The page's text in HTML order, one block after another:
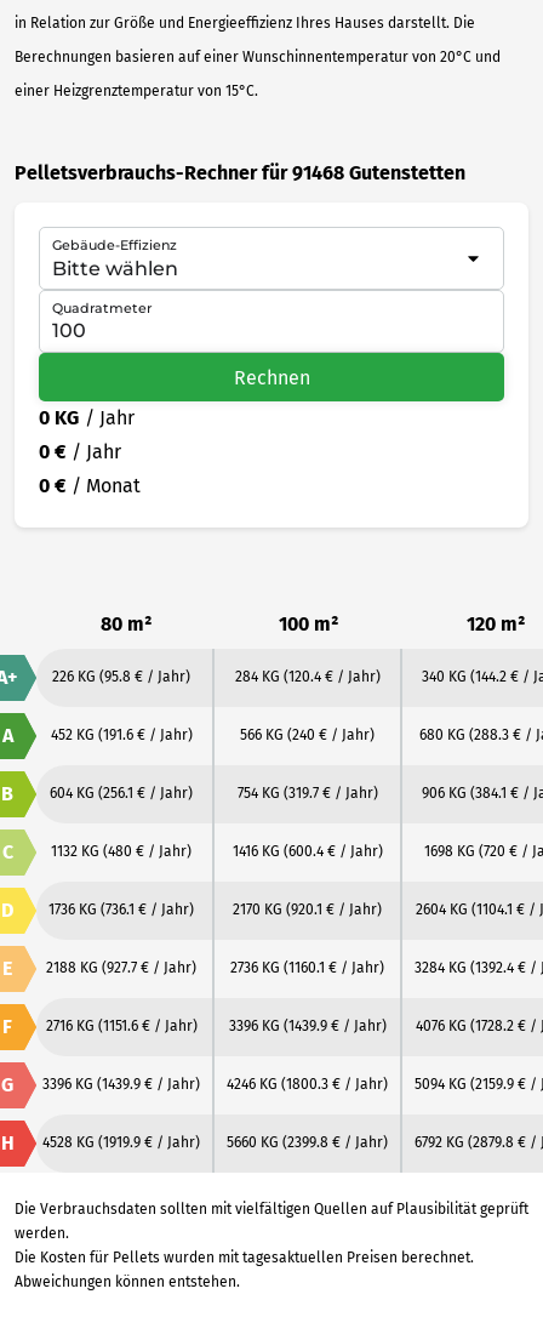
in Relation zur Größe und Energieeffizienz Ihres Hauses darstellt. Die
Berechnungen basieren auf einer Wunschinnentemperatur von 20°C und
einer Heizgrenztemperatur von 15°C.
Pelletsverbrauchs-Rechner für 91468 Gutenstetten
Gebäude-Effizienz
Quadratmeter
Rechnen
0 KG / Jahr
0 € / Jahr
0 € / Monat
80 m² 100 m² 120 m²
226 KG (95.8 € / Jahr) 284 KG (120.4 € / Jahr) 340 KG (144.2 € /
A 452 KG (191.6 € / Jahr) 566 KG (240 € / Jahr) 680 KG (288.3 € /
B 604 KG (256.1 € / Jahr) 754 KG (319.7 € / Jahr) 906 KG (384.1 € /
C 1132 KG (480 € / Jahr) 1416 KG (600.4 € / Jahr) 1698 KG (720 € /
D 1736 KG (736.1 € / Jahr) 2170 KG (920.1 € / Jahr) 2604 KG (1104.1 € /
E 2188 KG (927.7 € / Jahr) 2736 KG (1160.1 € / Jahr) 3284 KG (1392.4 € /
F 2716 KG (1151.6 € / Jahr) 3396 KG (1439.9 € / Jahr) 4076 KG (1728.2 € /
G 3396 KG (1439.9 € / Jahr) 4246 KG (1800.3 € / Jahr) 5094 KG (2159.9 € /
H 4528 KG (1919.9 € / Jahr) 5660 KG (2399.8 € / Jahr) 6792 KG (2879.8 € /
Die Verbrauchsdaten sollten mit vielfältigen Quellen auf Plausibilität geprüft
werden.
Die Kosten für Pellets wurden mit tagesaktuellen Preisen berechnet.
Abweichungen können entstehen.